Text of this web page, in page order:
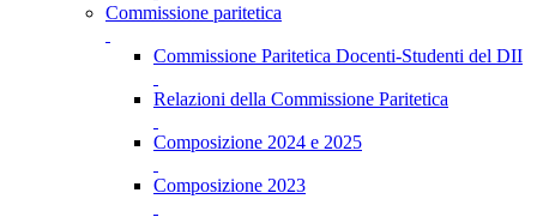
Commissione paritetica
Commissione Paritetica Docenti-Studenti del DII
Relazioni della Commissione Paritetica
Composizione 2024 e 2025
Composizione 2023